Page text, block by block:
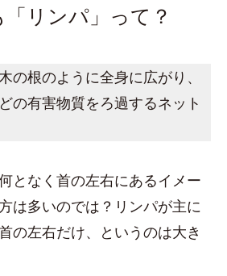
リンパ」って？
の根のように全身に広がり、
の有害物質をろ過するネット
となく首の左右にあるイメー
は多いのでは？リンパが主に
の左右だけ、というのは大き